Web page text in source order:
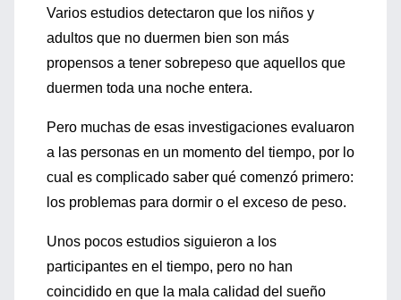
Varios estudios detectaron que los niños y
adultos que no duermen bien son más
propensos a tener sobrepeso que aquellos que
duermen toda una noche entera.
Pero muchas de esas investigaciones evaluaron
a las personas en un momento del tiempo, por lo
cual es complicado saber qué comenzó primero:
los problemas para dormir o el exceso de peso.
Unos pocos estudios siguieron a los
participantes en el tiempo, pero no han
coincidido en que la mala calidad del sueño